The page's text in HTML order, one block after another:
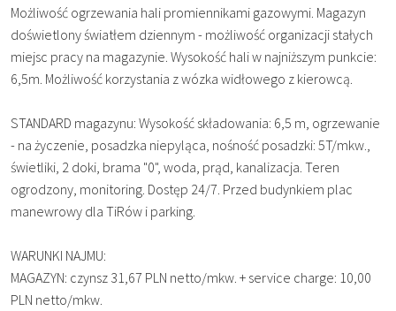
Możliwość ogrzewania hali promiennikami gazowymi. Magazyn
doświetlony światłem dziennym - możliwość organizacji stałych
miejsc pracy na magazynie. Wysokość hali w najniższym punkcie:
6,5m. Możliwość korzystania z wózka widłowego z kierowcą.
STANDARD magazynu: Wysokość składowania: 6,5 m, ogrzewanie
- na życzenie, posadzka niepyląca, nośność posadzki: 5T/mkw.,
świetliki, 2 doki, brama "0", woda, prąd, kanalizacja. Teren
ogrodzony, monitoring. Dostęp 24/7. Przed budynkiem plac
manewrowy dla TiRów i parking.
WARUNKI NAJMU:
MAGAZYN: czynsz 31,67 PLN netto/mkw. + service charge: 10,00
PLN netto/mkw.